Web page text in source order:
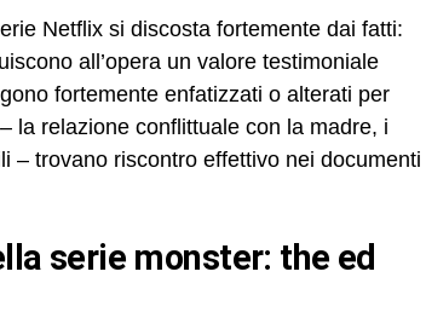
Netflix si discosta fortemente dai fatti:
all’opera un valore testimoniale
fortemente enfatizzati o alterati per
– la relazione conflittuale con la madre, i
– trovano riscontro effettivo nei documenti